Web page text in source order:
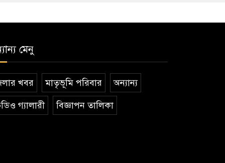
মেনু
খবর মাতৃভূমি পরিবার অন্যান্য
গ্যালারী বিজ্ঞাপন তালিকা